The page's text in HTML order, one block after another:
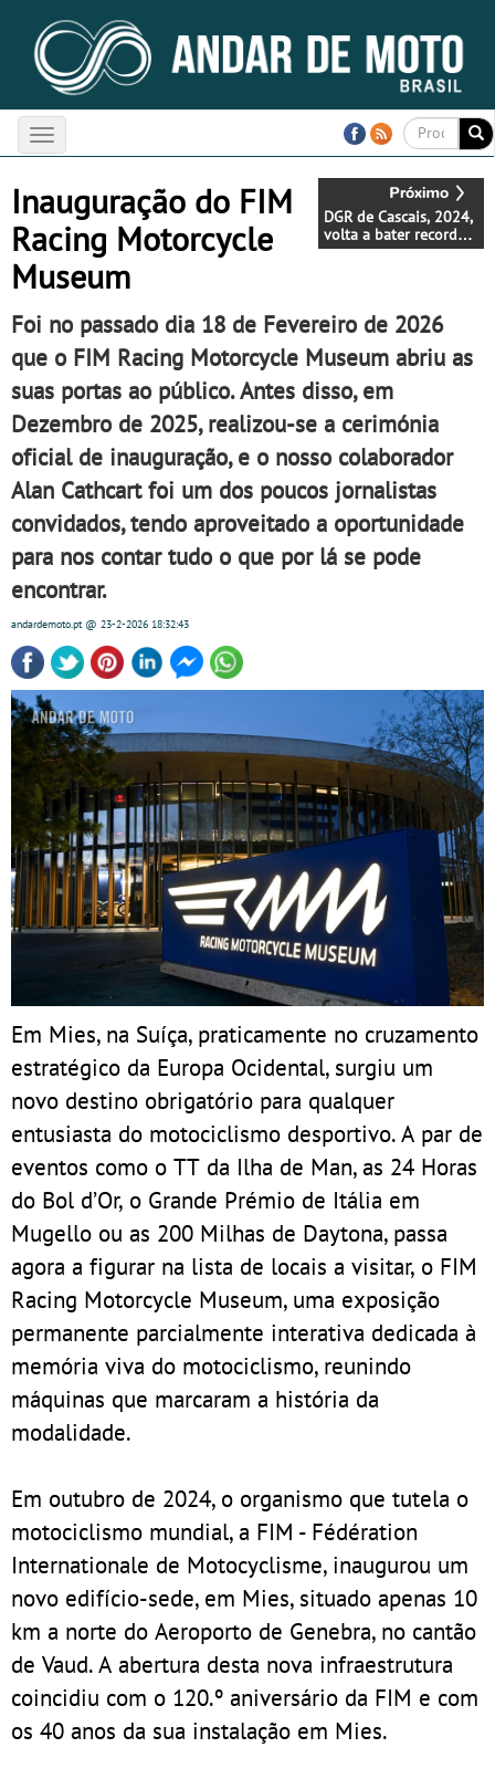
Toggle
navigation
DGR de Cascais, 2024,
volta a bater recordes
de participação -
Inauguração do FIM
Racing Motorcycle
Museum
Foi no passado dia 18 de Fevereiro de 2026
que o FIM Racing Motorcycle Museum abriu as
suas portas ao público. Antes disso, em
Dezembro de 2025, realizou-se a cerimónia
oficial de inauguração, e o nosso colaborador
Alan Cathcart foi um dos poucos jornalistas
convidados, tendo aproveitado a oportunidade
para nos contar tudo o que por lá se pode
encontrar.
andardemoto.pt@ 23-2-2026 18:32:43
Em Mies, na Suíça, praticamente no cruzamento
estratégico da Europa Ocidental, surgiu um
novo destino obrigatório para qualquer
entusiasta do motociclismo desportivo. A par de
eventos como o TT da Ilha de Man, as 24 Horas
do Bol d’Or, o Grande Prémio de Itália em
Mugello ou as 200 Milhas de Daytona, passa
agora a figurar na lista de locais a visitar, o FIM
Racing Motorcycle Museum, uma exposição
permanente parcialmente interativa dedicada à
memória viva do motociclismo, reunindo
máquinas que marcaram a história da
modalidade.
Em outubro de 2024, o organismo que tutela o
motociclismo mundial, a FIM - Fédération
Internationale de Motocyclisme, inaugurou um
novo edifício-sede, em Mies, situado apenas 10
km a norte do Aeroporto de Genebra, no cantão
de Vaud. A abertura desta nova infraestrutura
coincidiu com o 120.º aniversário da FIM e com
os 40 anos da sua instalação em Mies.